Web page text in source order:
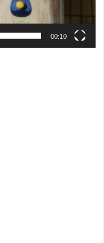
00:10